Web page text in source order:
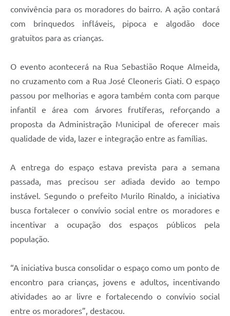
convivência para os moradores do bairro. A ação contará
com brinquedos infláveis, pipoca e algodão doce
gratuitos para as crianças.
O evento acontecerá na Rua Sebastião Roque Almeida,
no cruzamento com a Rua José Cleoneris Giati. O espaço
passou por melhorias e agora também conta com parque
infantil e área com árvores frutíferas, reforçando a
proposta da Administração Municipal de oferecer mais
qualidade de vida, lazer e integração entre as famílias.
A entrega do espaço estava prevista para a semana
passada, mas precisou ser adiada devido ao tempo
instável. Segundo o prefeito Murilo Rinaldo, a iniciativa
busca fortalecer o convívio social entre os moradores e
incentivar a ocupação dos espaços públicos pela
população.
“A iniciativa busca consolidar o espaço como um ponto de
encontro para crianças, jovens e adultos, incentivando
atividades ao ar livre e fortalecendo o convívio social
entre os moradores”, destacou.